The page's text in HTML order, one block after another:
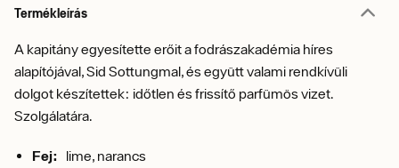
Termékleírás
A kapitány egyesítette erőit a fodrászakadémia híres
alapítójával, Sid Sottungmal, és együtt valami rendkívüli
dolgot készítettek: időtlen és frissítő parfümös vizet.
Szolgálatára.
Fej: lime, narancs